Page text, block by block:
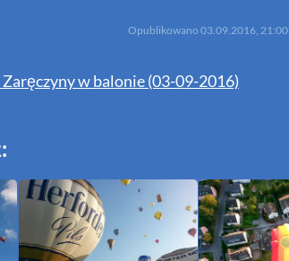
Opublikowano03.09.2016, 21:00
w balonie (03-09-2016)